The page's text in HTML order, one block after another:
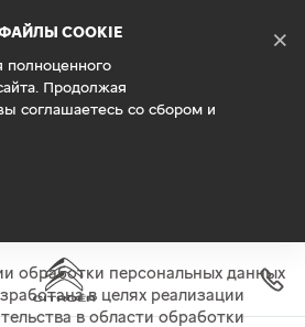
COOKIE
полноценного
Продолжая
соглашаетесь со сбором и
×
обработки персональных данных
в целях реализации
в области обработки